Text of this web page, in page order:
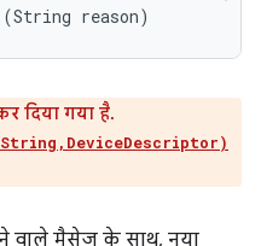
reason)
दिया गया है.
वाले मैसेज के साथ, नया